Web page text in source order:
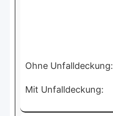
Ohne Unfalldeckung:
Mit Unfalldeckung: